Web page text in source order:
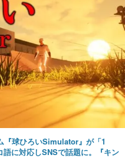
『球ひろいSimulator』が「1
に対応しSNSで話題に。『キン